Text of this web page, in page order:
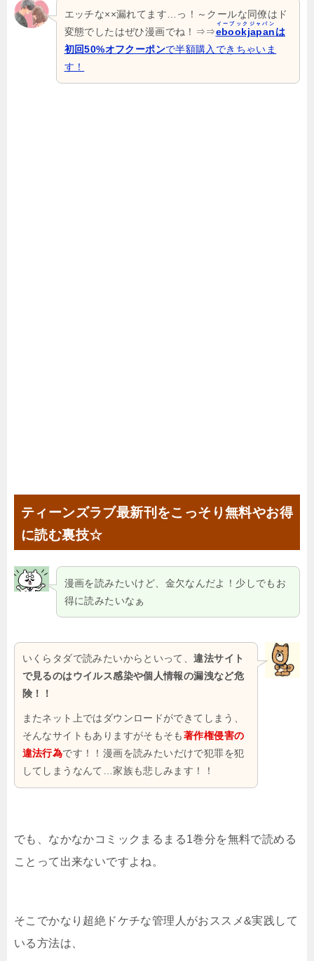
エッチな××漏れてます…っ！～クールな同僚はド
変態でしたはぜひ漫画でね！⇒⇒ebookjapan
イーブックジャパン
は
初回50%オフクーポンで半額購入できちゃいま
す！
ティーンズラブ最新刊をこっそり無料やお得
に読む裏技☆
漫画を読みたいけど、金欠なんだよ！少しでもお
得に読みたいなぁ
いくらタダで読みたいからといって、違法サイト
で見るのはウイルス感染や個人情報の漏洩など危
険！！
またネット上ではダウンロードができてしまう、
そんなサイトもありますがそもそも著作権侵害の
違法行為です！！漫画を読みたいだけで犯罪を犯
してしまうなんて…家族も悲しみます！！
でも、なかなかコミックまるまる1巻分を無料で読める
ことって出来ないですよね。
そこでかなり超絶ドケチな管理人がおススメ&実践して
いる方法は、